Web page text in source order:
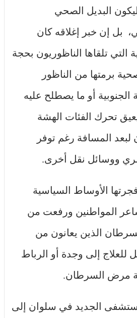
البديل الصحي
بل إن خبر إغلاقه كان
التي تلقاها الناظوريون بحجة
برمتها من الناظور
الجنوبية أو ما يصطلح عليه
يعيق تحرك الفئات الهشة
لبعد المسافة رغم توفر
ووسائل نقل أخرى.
الأوساط السياسية
المواطنين ورفعت من
الذين يعانون من
للعلاج إلى وجدة أو الرباط
مرض السرطان.
الجديد في سلوان إلى